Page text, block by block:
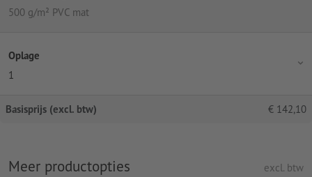
500 g/m² PVC mat
Oplage
1
Basisprijs (excl. btw) € 142,10
Meer productopties excl. btw